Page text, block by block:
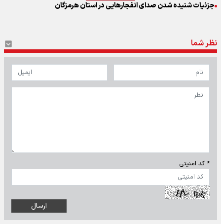
جزئیات شنیده شدن صدای انفجارهایی در استان هرمزگان
نظر شما
* کد امنیتی